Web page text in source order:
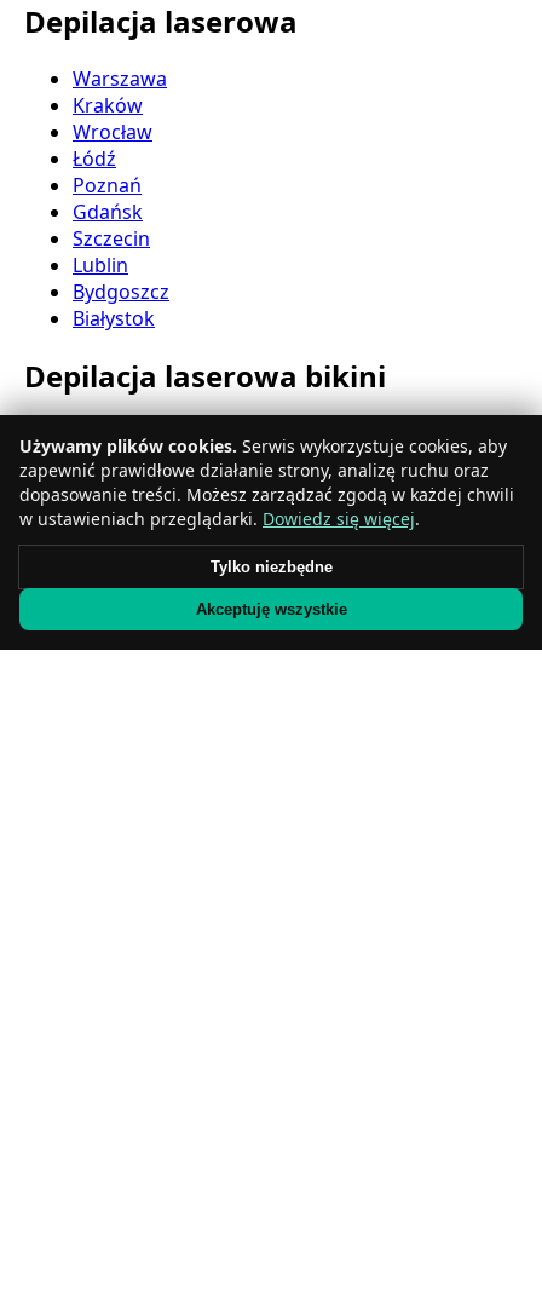
Depilacja laserowa
Warszawa
Kraków
Wrocław
Łódź
Poznań
Gdańsk
Szczecin
Lublin
Bydgoszcz
Białystok
Depilacja laserowa bikini
Katowice
Gdynia
Częstochowa
Radom
Rzeszów
Sosnowiec
Gliwice
Używamy plików cookies. Serwis wykorzystuje cookies, aby
zapewnić prawidłowe działanie strony, analizę ruchu oraz
dopasowanie treści. Możesz zarządzać zgodą w każdej chwili
w ustawieniach przeglądarki. Dowiedz się więcej.
Tylko niezbędne
Akceptuję wszystkie